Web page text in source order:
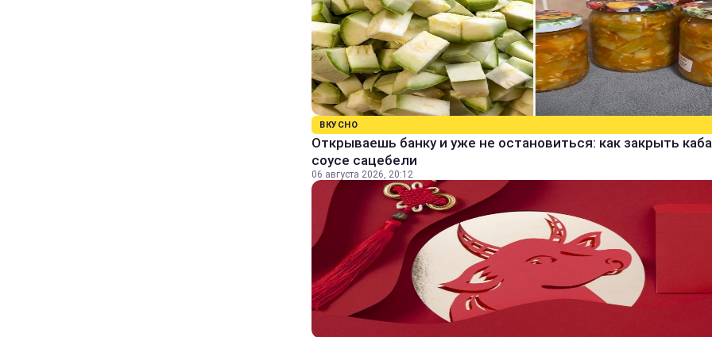
ВКУСНО
Открываешь банку и уже не остановиться: как закрыть
соусе сацебели
06 августа 2026, 20:12